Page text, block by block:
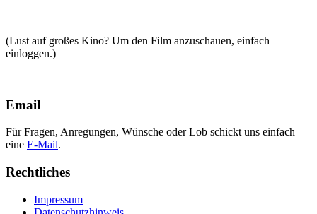
(Lust auf großes Kino? Um den Film anzuschauen, einfach
einloggen.)
Email
Für Fragen, Anregungen, Wünsche oder Lob schickt uns einfach
eine E-Mail.
Rechtliches
Impressum